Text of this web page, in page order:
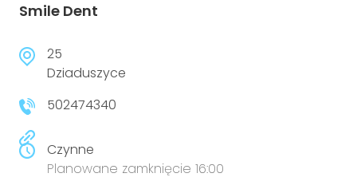
Smile Dent
25
Dziaduszyce
502474340
Czynne
Planowane zamknięcie 16:00